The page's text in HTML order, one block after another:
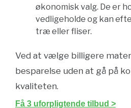
økonomisk valg. De er
vedligeholde og kan
træ eller fliser.
Ved at vælge billigere
besparelse uden at gå på
kvaliteten.
Få 3 uforpligtende tilbud >